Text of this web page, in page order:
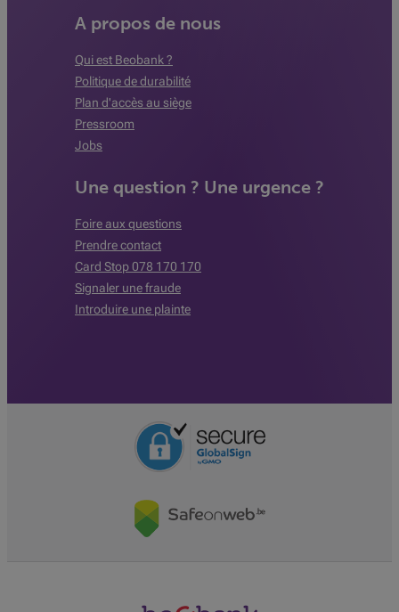
A propos de nous
Qui est Beobank ?
Politique de durabilité
Plan d'accès au siège
Pressroom
Jobs
Une question ? Une urgence ?
Foire aux questions
Prendre contact
Card Stop 078 170 170
Signaler une fraude
Introduire une plainte